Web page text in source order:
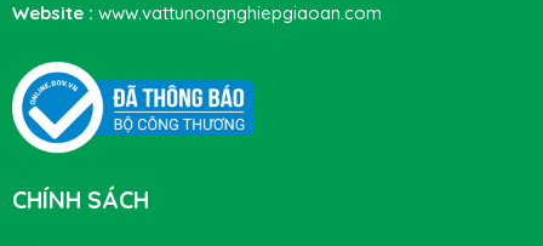
Website : www.vattunongnghiepgiaoan.com
CHÍNH SÁCH